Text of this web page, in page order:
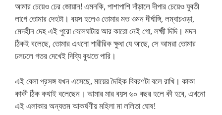
আমার চেয়েও ঢের জোয়ান! এমনকি, পাশাপাশি দাঁড়ালে দীপার চেয়েও যুবতী
লাগে তোমার দেহটা। বয়স হলেও তোমার মত ওমন দীর্ঘাঙ্গি, লম্বাচওড়া,
মেদহীন দেহ এই পুরো বেলেঘাটায় আর কারো নেই গো, লক্ষ্মী দিদি। মদন
ঠিকই বলেছে, তোমার এখনো শারীরিক ক্ষুধা যে আছে, সে আমরা তোমার
ঢলঢলে গতর দেখেই দিব্যি বুঝতে পারি।
এই বেলা প্রসঙ্গ যখন এসেছে, মায়ের দৈহিক বিবরণটা বলে রাখি। কাকা
কাকী ঠিক কথাই বলেছেন। আমার মার বয়স ৬০ বছর হলে কী হবে, এখনো
এই এলাকার অন্যতম আকর্ষণীয় মহিলা মা ললিতা ঘোষ!